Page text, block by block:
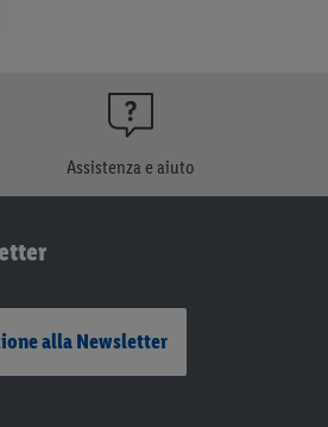
Assistenza e aiuto
alla Newsletter